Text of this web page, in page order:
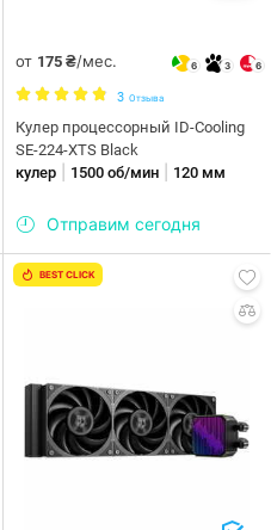
от 175 ₴/мес. 6 3 6
3 Отзыва
Кулер процессорный ID-Cooling
SE-224-XTS Black
кулер
1500 об/мин 120 мм
Отправим сегодня
BEST CLICK